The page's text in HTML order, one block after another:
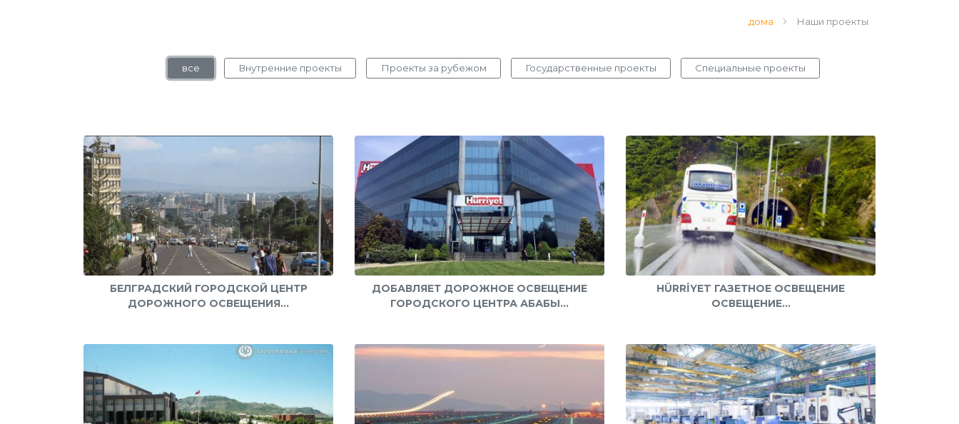
дома Наши проекты
все Внутренние проекты Проекты за рубежом Государственные проекты Специальные проекты
БЕЛГРАДСКИЙ ГОРОДСКОЙ ЦЕНТР
ДОРОЖНОГО ОСВЕЩЕНИЯ...
ДОБАВЛЯЕТ ДОРОЖНОЕ ОСВЕЩЕНИЕ
ГОРОДСКОГО ЦЕНТРА АБАБЫ...
HÜRRİYET ГАЗЕТНОЕ ОСВЕЩЕНИЕ
ОСВЕЩЕНИЕ...